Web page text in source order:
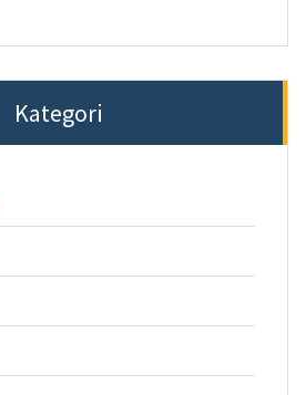
Kategori